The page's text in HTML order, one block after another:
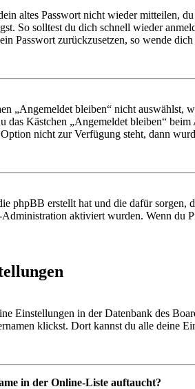
altes Passwort nicht wieder mitteilen,
So solltest du dich schnell wieder
Passwort zurückzusetzen, so wende
„Angemeldet bleiben“ nicht auswählst,
das Kästchen „Angemeldet bleiben“
nicht zur Verfügung steht, dann
phpBB erstellt hat und die dafür
Administration aktiviert wurden. Wenn
Einstellungen in der Datenbank des
klickst. Dort kannst du alle deine
in der Online-Liste auftaucht?